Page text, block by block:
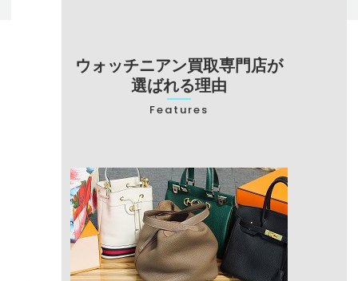
ウォッチニアン買取専門店が
選ばれる理由
Features